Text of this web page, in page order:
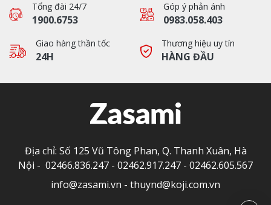
Tổng đài 24/7
1900.6753
Góp ý phản ánh
0983.058.403
Giao hàng thần tốc
24H
Thương hiệu uy tín
HÀNG ĐẦU
Địa chỉ: Số 125 Vũ Tông Phan, Q. Thanh Xuân, Hà
Nội - 02466.836.247 - 02462.917.247 - 02462.605.567
info@zasami.vn - thuynd@koji.com.vn